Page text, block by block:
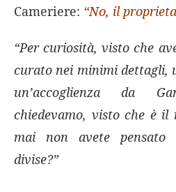
Cameriere: “No, il
“Per curiosità, visto che
curato nei minimi dettagli,
un’accoglienza da
chiedevamo, visto che è
mai non avete pensato
divise?”